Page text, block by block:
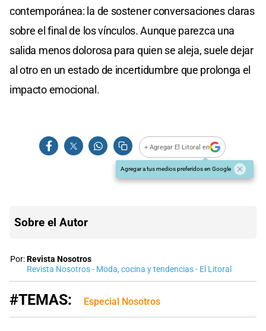
contemporánea: la de sostener conversaciones claras
sobre el final de los vínculos. Aunque parezca una
salida menos dolorosa para quien se aleja, suele dejar
al otro en un estado de incertidumbre que prolonga el
impacto emocional.
+ Agregar El Litoral en
Agregar a tus medios preferidos en Google
Sobre el Autor
Por:Revista Nosotros
Revista Nosotros - Moda, cocina y tendencias - El Litoral
#TEMAS: Especial Nosotros